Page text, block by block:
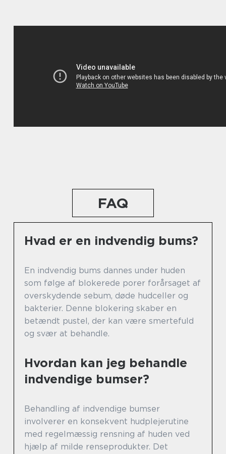
FAQ
Hvad er en indvendig bums?
En indvendig bums dannes under huden
som følge af blokerede porer forårsaget af
overskydende sebum, døde hudceller og
bakterier. Denne blokering skaber en
betændt pustel, der kan være smertefuld
og svær at behandle.
Hvordan kan jeg behandle
indvendige bumser?
Behandling af indvendige bumser
involverer en konsekvent hudplejerutine
med regelmæssig rensning af huden ved
hjælp af milde renseprodukter. Det